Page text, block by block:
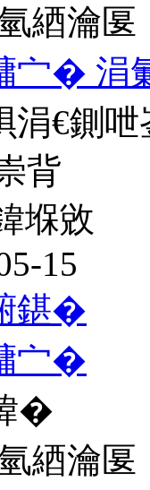
綇瀹匽
宀� 涓
涓€鍘
背
堢敓
15
鍖�
宀�
�
綇瀹匽